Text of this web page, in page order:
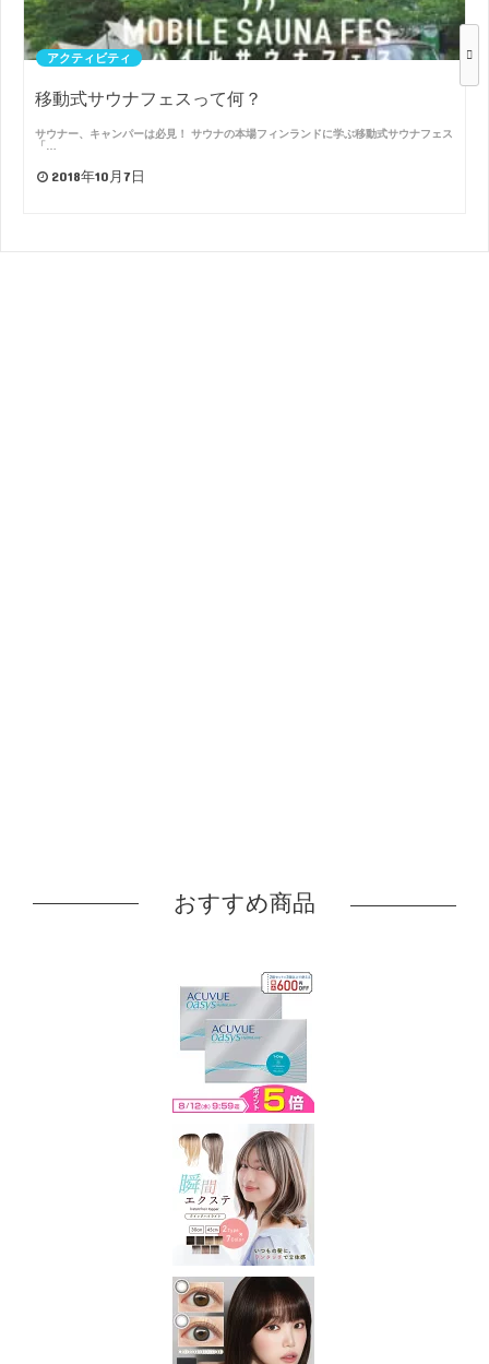
アクティビティ
移動式サウナフェスって何？
サウナー、キャンパーは必見！ サウナの本場フィンランドに学ぶ移動式サウナフェス
「…
2018年10月7日
おすすめ商品